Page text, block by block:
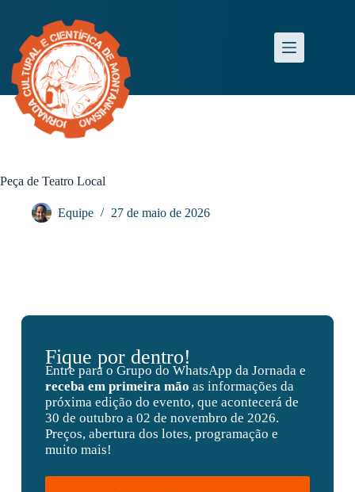
Peça de Teatro Local
Equipe 27 de maio de 2026
Fique por dentro!
Entre para o Grupo do WhatsApp da Jornada e
receba em primeira mão as informações da
próxima edição do evento, que acontecerá de
30 de outubro a 02 de novembro de 2026.
Preços, abertura dos lotes, programação e
muito mais!